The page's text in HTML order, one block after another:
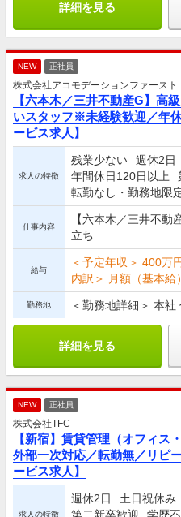
詳細を見る
NEW 正社員
株式会社アコモデーションファースト
【六本木／三井不動産G】高
いスタッフ※未経験歓迎／年
ービス求人】
求人の特徴
残業少ない 週休2日
年間休日120日以上
転勤なし・勤務地限
仕事内容
【六本木／三井不動
立ち...
給与
＜予定年収＞ 400万
内訳＞ 月額（基本給
勤務地 ＜勤務地詳細＞ 本社
詳細を見る
NEW 正社員
株式会社TFC
【新宿】賃貸管理（オフィス
外部一次対応／転勤無／リピ
ービス求人】
求人の特徴
週休2日 土日祝休み
第二新卒歓迎
学歴